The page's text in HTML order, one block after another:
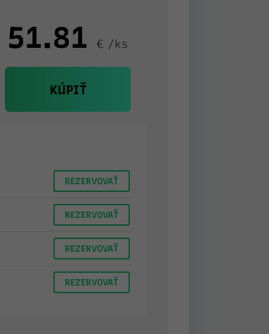
51.81 € /ks
KÚPIŤ
REZERVOVAŤ
REZERVOVAŤ
REZERVOVAŤ
REZERVOVAŤ